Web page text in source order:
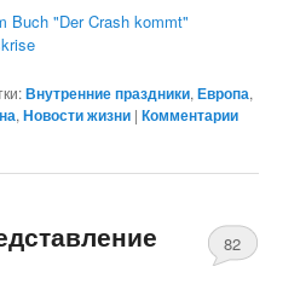
Внутренние праздники,Европа,
,Новости жизни |Комментарии
82